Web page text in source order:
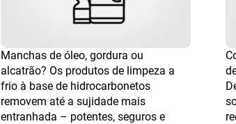
Manchas de óleo, gordura ou
alcatrão? Os produtos de limpeza a
frio à base de hidrocarbonetos
removem até a sujidade mais
entranhada – potentes, seguros e